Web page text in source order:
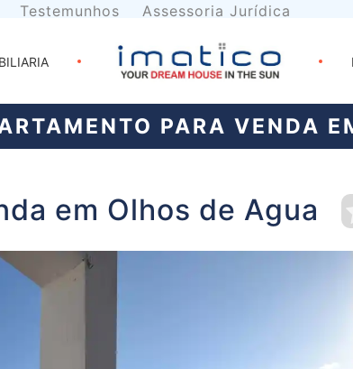
Testemunhos Assessoria Jurídica
PARA VENDA
em Olhos de Agua